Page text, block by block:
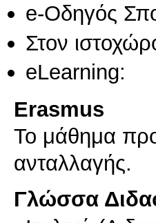
e-Οδηγός
Στον
eLearning:
Erasmus
Το μάθημα
ανταλλαγής.
Γλώσσα